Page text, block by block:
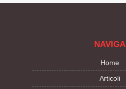
NAVIGA
Home
Articoli